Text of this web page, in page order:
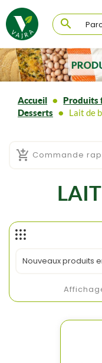

Accueil Produits
Desserts
Lait de
Nouveaux produits
 Commande